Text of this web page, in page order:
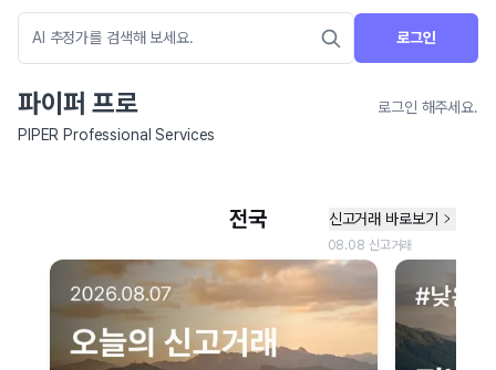
로그인
파이퍼 프로
로그인 해주세요.
PIPER Professional Services